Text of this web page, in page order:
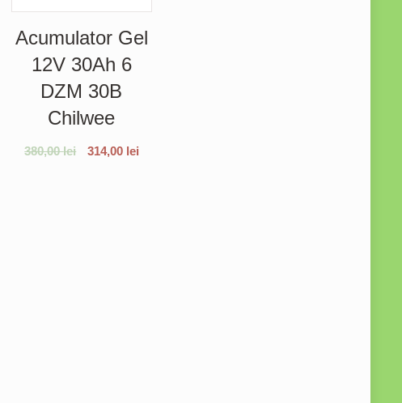
Acumulator Gel
12V 30Ah 6
DZM 30B
Chilwee
380,00lei 314,00 lei